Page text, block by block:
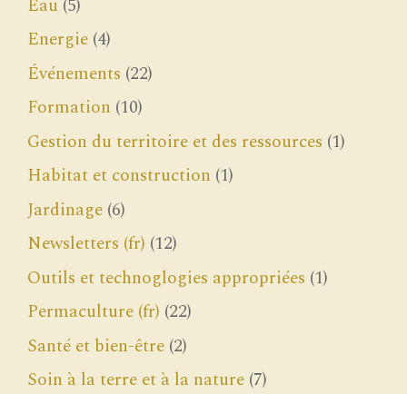
Eau (5)
Energie (4)
Événements (22)
Formation (10)
Gestion du territoire et des ressources (1)
Habitat et construction (1)
Jardinage (6)
Newsletters (fr) (12)
Outils et technoglogies appropriées (1)
Permaculture (fr) (22)
Santé et bien-être (2)
Soin à la terre et à la nature (7)